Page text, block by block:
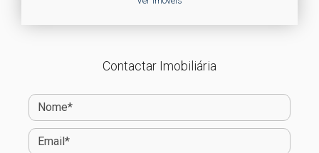
Contactar Imobiliária